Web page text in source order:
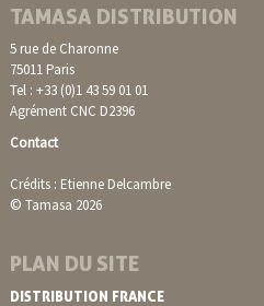
TAMASA DISTRIBUTION
5 rue de Charonne
75011 Paris
Tel : +33 (0)1 43 59 01 01
Agrément CNC D2396
Contact
Crédits : Etienne Delcambre
© Tamasa 2026
PLAN DU SITE
DISTRIBUTION FRANCE